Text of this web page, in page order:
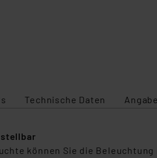
Technische Daten
können Sie die